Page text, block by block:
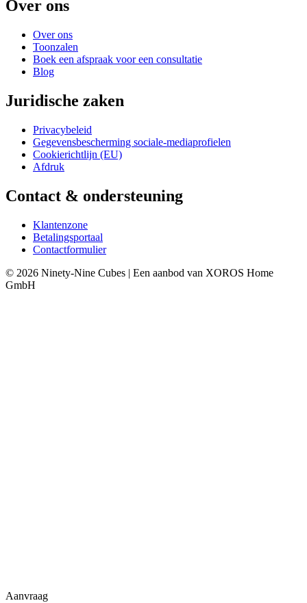
Over ons
Over ons
Toonzalen
Boek een afspraak voor een consultatie
Blog
Juridische zaken
Privacybeleid
Gegevensbescherming sociale-mediaprofielen
Cookierichtlijn (EU)
Afdruk
Contact & ondersteuning
Klantenzone
Betalingsportaal
Contactformulier
© 2026 Ninety-Nine Cubes | Een aanbod van XOROS Home
GmbH
Aanvraag